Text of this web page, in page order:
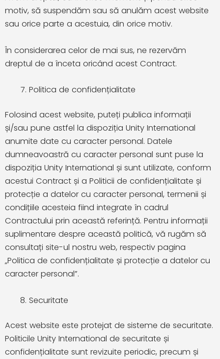
motiv, să suspendăm sau să anulăm acest website
sau orice parte a acestuia, din orice motiv.
În considerarea celor de mai sus, ne rezervăm
dreptul de a înceta oricând acest Contract.
Politica de confidențialitate
Folosind acest website, puteți publica informații
și/sau pune astfel la dispoziția Unity International
anumite date cu caracter personal. Datele
dumneavoastră cu caracter personal sunt puse la
dispoziția Unity International și sunt utilizate, conform
acestui Contract și a Politicii de confidențialitate și
protecție a datelor cu caracter personal, termenii și
condițiile acesteia fiind integrate în cadrul
Contractului prin această referință. Pentru informații
suplimentare despre această politică, vă rugăm să
consultați site-ul nostru web, respectiv pagina
„Politica de confidențialitate și protecție a datelor cu
caracter personal”.
Securitate
Acest website este protejat de sisteme de securitate.
Politicile Unity International de securitate și
confidențialitate sunt revizuite periodic, precum și